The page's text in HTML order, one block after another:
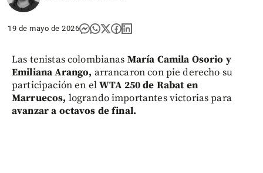
19 de mayo de 2026
Las tenistas colombianas María Camila Osorio y
Emiliana Arango, arrancaron con pie derecho su
participación en elWTA 250 de Rabat en
Marruecos, logrando importantes victorias para
avanzar a octavos de final.